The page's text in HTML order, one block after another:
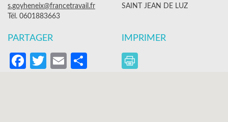
s.goyheneix@francetravail.fr
Tél. 0601883663
SAINT JEAN DE LUZ
PARTAGER
Facebook
Twitter
EmailPartager
IMPRIMER